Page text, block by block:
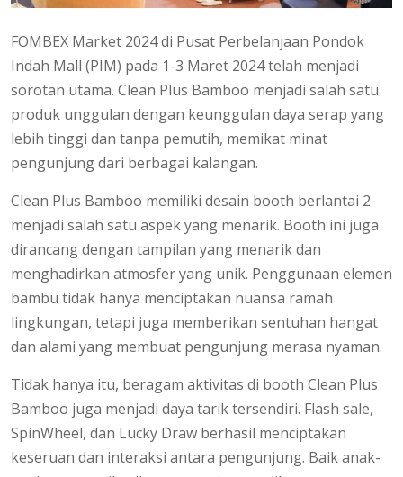
FOMBEX Market 2024 di Pusat Perbelanjaan Pondok
Indah Mall (PIM) pada 1-3 Maret 2024 telah menjadi
sorotan utama. Clean Plus Bamboo menjadi salah satu
produk unggulan dengan keunggulan daya serap yang
lebih tinggi dan tanpa pemutih, memikat minat
pengunjung dari berbagai kalangan.
Clean Plus Bamboo memiliki desain booth berlantai 2
menjadi salah satu aspek yang menarik. Booth ini juga
dirancang dengan tampilan yang menarik dan
menghadirkan atmosfer yang unik. Penggunaan elemen
bambu tidak hanya menciptakan nuansa ramah
lingkungan, tetapi juga memberikan sentuhan hangat
dan alami yang membuat pengunjung merasa nyaman.
Tidak hanya itu, beragam aktivitas di booth Clean Plus
Bamboo juga menjadi daya tarik tersendiri. Flash sale,
SpinWheel, dan Lucky Draw berhasil menciptakan
keseruan dan interaksi antara pengunjung. Baik anak-